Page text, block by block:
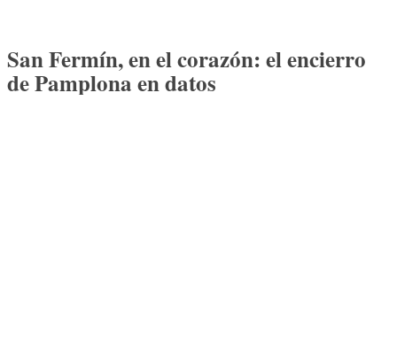
San Fermín, en el corazón: el encierro
de Pamplona en datos